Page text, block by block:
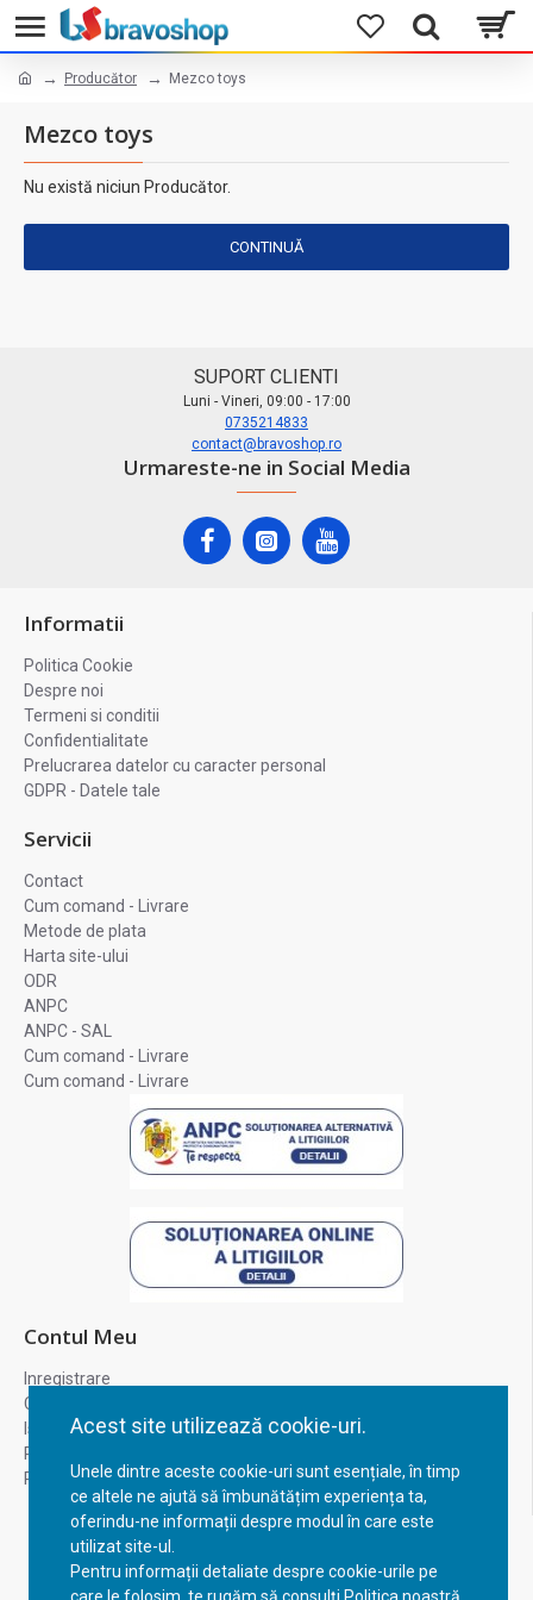
Acest site utilizează cookie-uri.
Unele dintre aceste cookie-uri sunt esențiale, în timp
ce altele ne ajută să îmbunătățim experiența ta,
oferindu-ne informații despre modul în care este
utilizat site-ul.
Pentru informații detaliate despre cookie-urile pe
Producător Mezco toys
Mezco toys
Nu există niciun Producător.
CONTINUĂ
SUPORT CLIENTI
Luni - Vineri, 09:00 - 17:00
0735214833
contact@bravoshop.ro
Urmareste-ne in Social Media
Informatii
Politica Cookie
Despre noi
Termeni si conditii
Confidentialitate
Prelucrarea datelor cu caracter personal
GDPR - Datele tale
Servicii
Contact
Cum comand - Livrare
Metode de plata
Harta site-ului
ODR
ANPC
ANPC - SAL
Cum comand - Livrare
Cum comand - Livrare
Contul Meu
Inregistrare
Contul meu
Istoric comenzi
Recuperare parola
Returnare produs